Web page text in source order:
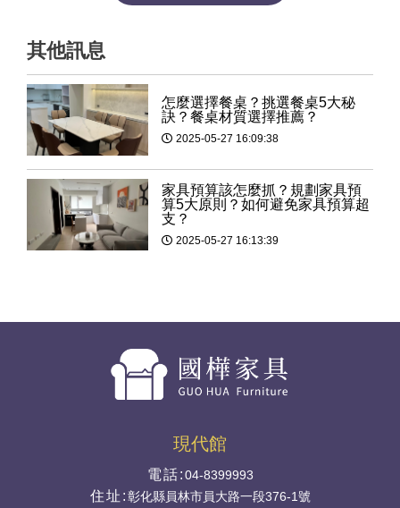
其他訊息
怎麼選擇餐桌？挑選餐桌5大秘
訣？餐桌材質選擇推薦？
2025-05-27 16:09:38
家具預算該怎麼抓？規劃家具預
算5大原則？如何避免家具預算超
支？
2025-05-27 16:13:39
現代館
電話:04-8399993
住址:彰化縣員林市員大路一段376-1號